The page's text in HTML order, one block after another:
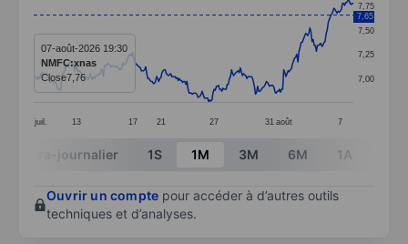
The chart has 1 X axis displaying categories.
The chart has 1 Y axis displaying values. Data ranges
juil. 13 17 21 27 31 août 7
7,00
7,25
7,50
7,75
7,65
07-août-2026 19:30
NMFC:xnas
Close7,76
End of interactive chart.
Intra-journalier 1S 1M 3M 6M 1A
Ouvrir un compte pour accéder à d’autres outils
techniques et d’analyses.